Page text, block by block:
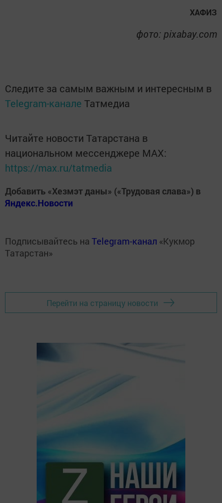
ХАФИЗ
фото: pixabay.com
Следите за самым важным и интересным в
Telegram-канале Татмедиа
Читайте новости Татарстана в
национальном мессенджере MАХ:
https://max.ru/tatmedia
Добавить «Хезмэт даны» («Трудовая слава») в
Яндекс.Новости
Подписывайтесь на Telegram-канал «Кукмор
Татарстан»
Перейти на страницу новости